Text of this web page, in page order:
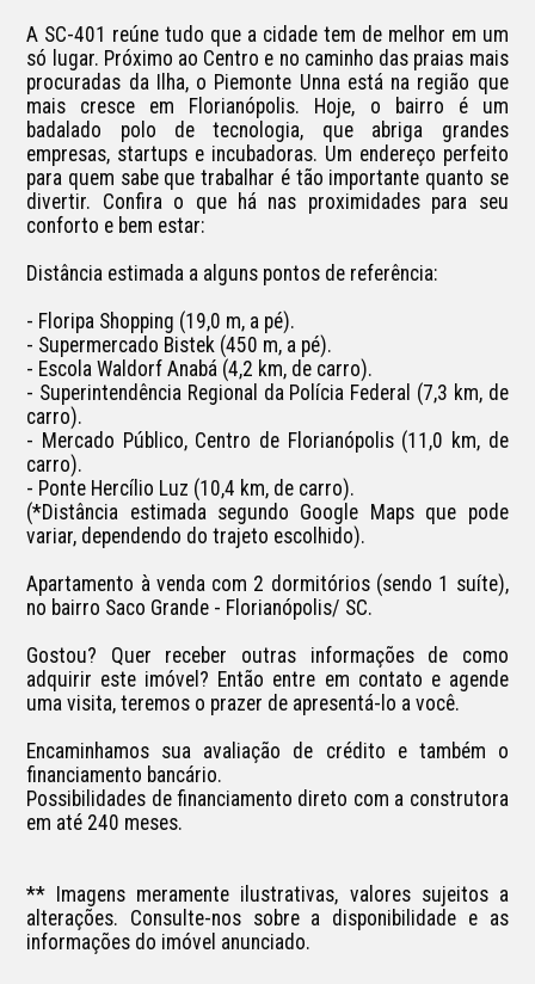
A SC-401 reúne tudo que a cidade tem de melhor em um
só lugar. Próximo ao Centro e no caminho das praias mais
procuradas da Ilha, o Piemonte Unna está na região que
mais cresce em Florianópolis. Hoje, o bairro é um
badalado polo de tecnologia, que abriga grandes
empresas, startups e incubadoras. Um endereço perfeito
para quem sabe que trabalhar é tão importante quanto se
divertir. Confira o que há nas proximidades para seu
conforto e bem estar:
Distância estimada a alguns pontos de referência:
- Floripa Shopping (19,0 m, a pé).
- Supermercado Bistek (450 m, a pé).
- Escola Waldorf Anabá (4,2 km, de carro).
- Superintendência Regional da Polícia Federal (7,3 km, de
carro).
- Mercado Público, Centro de Florianópolis (11,0 km, de
carro).
- Ponte Hercílio Luz (10,4 km, de carro).
(*Distância estimada segundo Google Maps que pode
variar, dependendo do trajeto escolhido).
Apartamento à venda com 2 dormitórios (sendo 1 suíte),
no bairro Saco Grande - Florianópolis/ SC.
Gostou? Quer receber outras informações de como
adquirir este imóvel? Então entre em contato e agende
uma visita, teremos o prazer de apresentá-lo a você.
Encaminhamos sua avaliação de crédito e também o
financiamento bancário.
Possibilidades de financiamento direto com a construtora
em até 240 meses.
** Imagens meramente ilustrativas, valores sujeitos a
alterações. Consulte-nos sobre a disponibilidade e as
informações do imóvel anunciado.